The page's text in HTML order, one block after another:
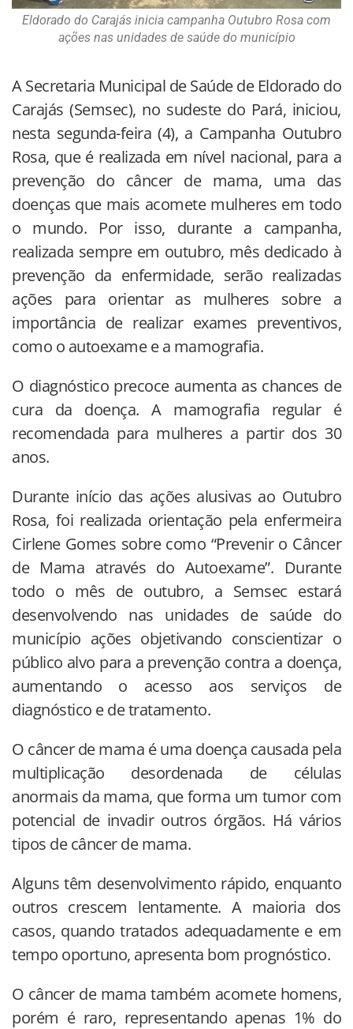
Eldorado do Carajás inicia campanha Outubro Rosa com
ações nas unidades de saúde do município
A Secretaria Municipal de Saúde de Eldorado do
Carajás (Semsec), no sudeste do Pará, iniciou,
nesta segunda-feira (4), a Campanha Outubro
Rosa, que é realizada em nível nacional, para a
prevenção do câncer de mama, uma das
doenças que mais acomete mulheres em todo
o mundo. Por isso, durante a campanha,
realizada sempre em outubro, mês dedicado à
prevenção da enfermidade, serão realizadas
ações para orientar as mulheres sobre a
importância de realizar exames preventivos,
como o autoexame e a mamografia.
O diagnóstico precoce aumenta as chances de
cura da doença. A mamografia regular é
recomendada para mulheres a partir dos 30
anos.
Durante início das ações alusivas ao Outubro
Rosa, foi realizada orientação pela enfermeira
Cirlene Gomes sobre como “Prevenir o Câncer
de Mama através do Autoexame”. Durante
todo o mês de outubro, a Semsec estará
desenvolvendo nas unidades de saúde do
município ações objetivando conscientizar o
público alvo para a prevenção contra a doença,
aumentando o acesso aos serviços de
diagnóstico e de tratamento.
O câncer de mama é uma doença causada pela
multiplicação desordenada de células
anormais da mama, que forma um tumor com
potencial de invadir outros órgãos. Há vários
tipos de câncer de mama.
Alguns têm desenvolvimento rápido, enquanto
outros crescem lentamente. A maioria dos
casos, quando tratados adequadamente e em
tempo oportuno, apresenta bom prognóstico.
O câncer de mama também acomete homens,
porém é raro, representando apenas 1% do